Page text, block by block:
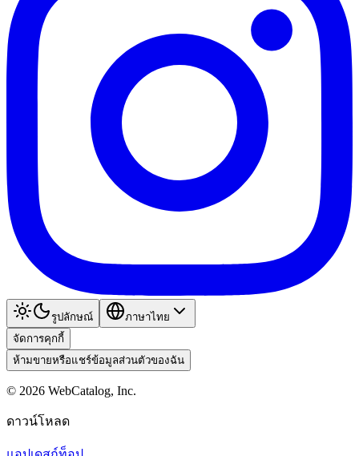
รูปลักษณ์
ภาษาไทย
จัดการคุกกี้
ห้ามขายหรือแชร์ข้อมูลส่วนตัวของฉัน
© 2026 WebCatalog, Inc.
ดาวน์โหลด